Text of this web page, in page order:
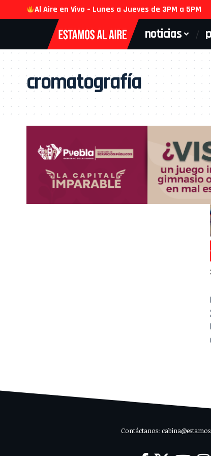
Al Aire en Vivo – Lunes a Jueves de 3PM a 5PM
noticias
cromatografía
Contáctanos: